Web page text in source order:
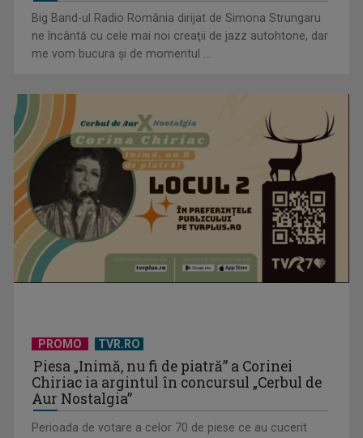
Visul începe la „Vedeta Familiei”! Au început înscrierile
pentru sezonul 9
David Popovici atacă o performanţă istorică la Europene. În
direct şi în ...
Big Band-ul Radio România dirijat de Simona Strungaru
ne încântă cu cele mai noi creaţii de jazz autohtone, dar
me vom bucura şi de momentul ...
PROMO TVR.RO
Piesa „Inimă, nu fi de piatră” a Corinei
Chiriac ia argintul în concursul „Cerbul de
Aur Nostalgia”
Perioada de votare a celor 70 de piese ce au cucerit